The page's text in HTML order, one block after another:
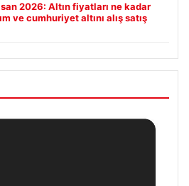
2026: Altın fiyatları ne kadar
ve cumhuriyet altını alış satış